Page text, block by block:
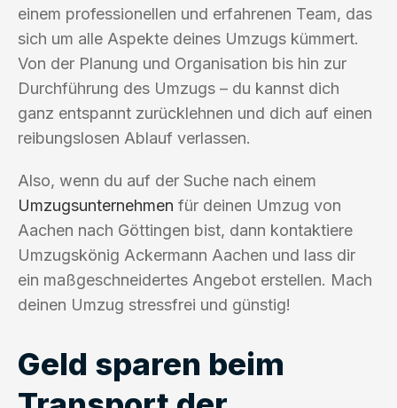
einem professionellen und erfahrenen Team, das
sich um alle Aspekte deines Umzugs kümmert.
Von der Planung und Organisation bis hin zur
Durchführung des Umzugs – du kannst dich
ganz entspannt zurücklehnen und dich auf einen
reibungslosen Ablauf verlassen.
Also, wenn du auf der Suche nach einem
Umzugsunternehmen für deinen Umzug von
Aachen nach Göttingen bist, dann kontaktiere
Umzugskönig Ackermann Aachen und lass dir
ein maßgeschneidertes Angebot erstellen. Mach
deinen Umzug stressfrei und günstig!
Geld sparen beim